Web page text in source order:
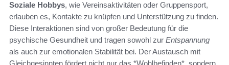
Soziale Hobbys, wie Vereinsaktivitäten oder Gruppensport,
erlauben es, Kontakte zu knüpfen und Unterstützung zu finden.
Diese Interaktionen sind von großer Bedeutung für die
psychische Gesundheit und tragen sowohl zur Entspannung
als auch zur emotionalen Stabilität bei. Der Austausch mit